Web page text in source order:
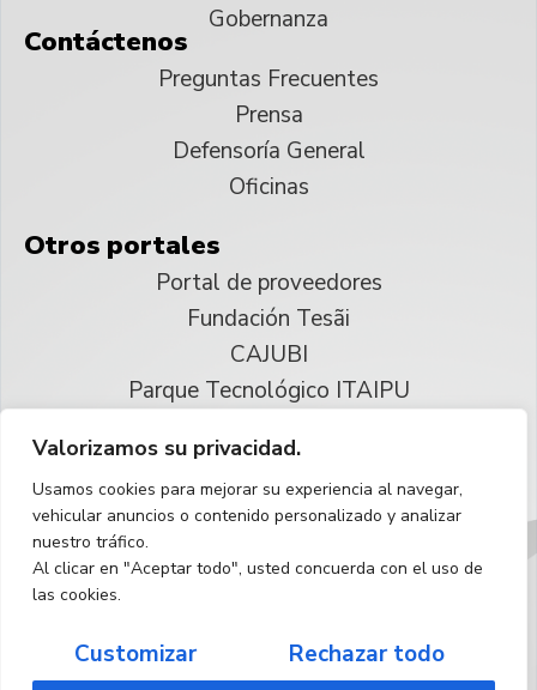
Valorizamos su privacidad.
Usamos cookies para mejorar su experiencia al navegar,
vehicular anuncios o contenido personalizado y analizar
nuestro tráfico.
Al clicar en "Aceptar todo", usted concuerda con el uso de
las cookies.
Customizar Rechazar todo
Gobernanza
Contáctenos
Preguntas Frecuentes
Prensa
Defensoría General
Oficinas
Otros portales
Portal de proveedores
Fundación Tesãi
CAJUBI
Parque Tecnológico ITAIPU
Reservados todos los derechos
Español